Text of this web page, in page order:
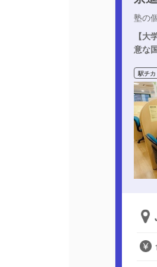
塾の
【
意な
駅チ